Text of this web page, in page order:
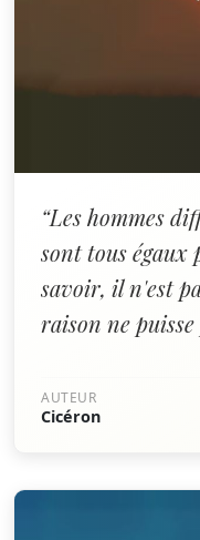
“Les hommes
sont tous
savoir, il n'est
raison ne
AUTEUR
Cicéron